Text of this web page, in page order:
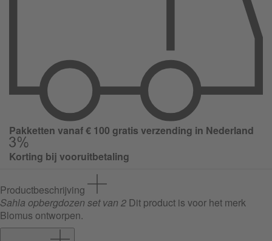
Pakketten vanaf € 100 gratis verzending in Nederland
Korting bij vooruitbetaling
Productbeschrijving
Sahla opbergdozen set van 2 Dit product is voor het merk
Blomus ontworpen.